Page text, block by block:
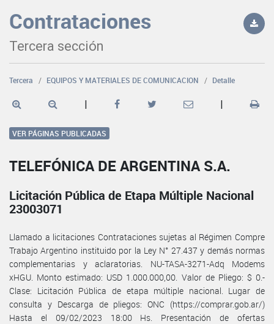
Contrataciones
Tercera sección
Tercera EQUIPOS Y MATERIALES DE COMUNICACION Detalle
| |
VER PÁGINAS PUBLICADAS
TELEFÓNICA DE ARGENTINA S.A.
Licitación Pública de Etapa Múltiple Nacional
23003071
Llamado a licitaciones Contrataciones sujetas al Régimen Compre
Trabajo Argentino instituido por la Ley N° 27.437 y demás normas
complementarias y aclaratorias. NU-TASA-3271-Adq Modems
xHGU. Monto estimado: USD 1.000.000,00. Valor de Pliego: $ 0.-
Clase: Licitación Pública de etapa múltiple nacional. Lugar de
consulta y Descarga de pliegos: ONC (https://comprar.gob.ar/)
Hasta el 09/02/2023 18:00 Hs. Presentación de ofertas